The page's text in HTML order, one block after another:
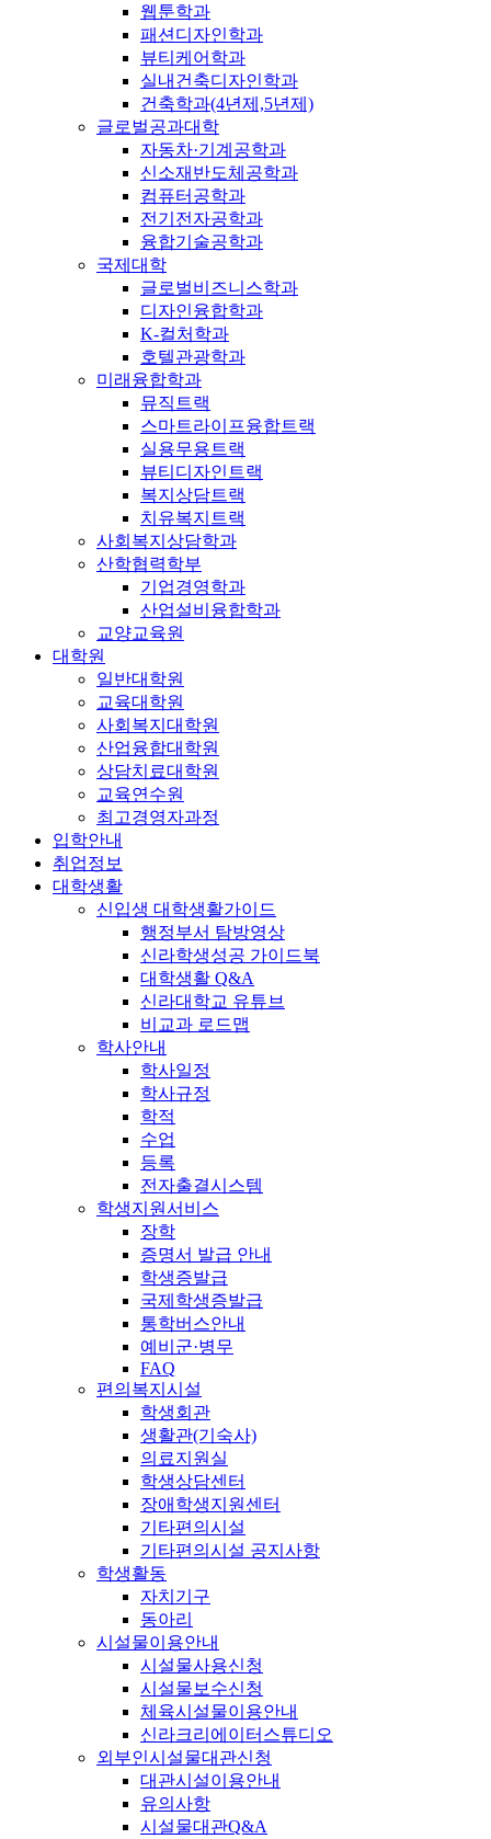
웹툰학과
패션디자인학과
뷰티케어학과
실내건축디자인학과
건축학과(4년제,5년제)
글로벌공과대학
자동차·기계공학과
신소재반도체공학과
컴퓨터공학과
전기전자공학과
융합기술공학과
국제대학
글로벌비즈니스학과
디자인융합학과
K-컬처학과
호텔관광학과
미래융합학과
뮤직트랙
스마트라이프융합트랙
실용무용트랙
뷰티디자인트랙
복지상담트랙
치유복지트랙
사회복지상담학과
산학협력학부
기업경영학과
산업설비융합학과
교양교육원
대학원
일반대학원
교육대학원
사회복지대학원
산업융합대학원
상담치료대학원
교육연수원
최고경영자과정
입학안내
취업정보
대학생활
신입생 대학생활가이드
행정부서 탐방영상
신라학생성공 가이드북
대학생활 Q&A
신라대학교 유튜브
비교과 로드맵
학사안내
학사일정
학사규정
학적
수업
등록
전자출결시스템
학생지원서비스
장학
증명서 발급 안내
학생증발급
국제학생증발급
통학버스안내
예비군·병무
FAQ
편의복지시설
학생회관
생활관(기숙사)
의료지원실
학생상담센터
장애학생지원센터
기타편의시설
기타편의시설 공지사항
학생활동
자치기구
동아리
시설물이용안내
시설물사용신청
시설물보수신청
체육시설물이용안내
신라크리에이터스튜디오
외부인시설물대관신청
대관시설이용안내
유의사항
시설물대관Q&A